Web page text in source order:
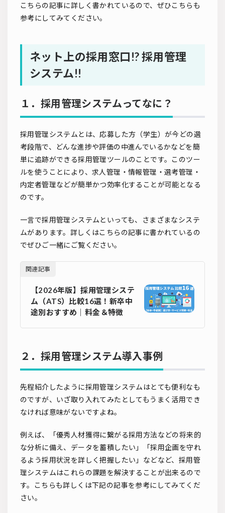
こちらの記事に詳しく書かれているので、ぜひこちらも
参考にしてみてください。
ネット上の採用窓口!? 採用管理
システム!!
１．採用管理システムってなに？
採用管理システムとは、応募した方（学生）が今どの選
考段階で、どんな進捗や評価の中進んでいるかなどを簡
単に追跡ができる採用管理ツールのことです。このツー
ルを使うことにより、求人管理・情報管理・選考管理・
内定者管理などが簡単かつ効率化することが可能となる
のです。
一言で採用管理システムといっても、さまざまなシステ
ムがあります。詳しくはこちらの記事に書かれているの
でぜひご一緒にご覧ください。
関連記事
【2026年版】採用管理システ
ム（ATS）比較16選！新卒中
途別おすすめ｜料金＆特徴
２．採用管理システム導入事例
先程紹介したように採用管理システムはとても便利なも
のですが、いざ取り入れてみたとしてもうまく活用でき
なければ意味がないですよね。
例えば、「優秀人材獲得に繋がる採用方法などの将来的
な分析に備え、データを蓄積したい」「採用企画を守れ
るよう採用状況を詳しく把握したい」などなど、採用管
理システムはこれらの課題を解決することが出来るので
す。こちらも詳しくは下記の記事を参考にしてみてくだ
さい。